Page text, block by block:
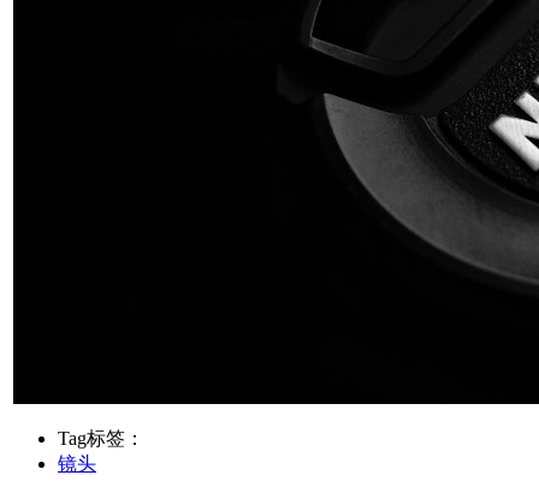
Tag标签：
镜头